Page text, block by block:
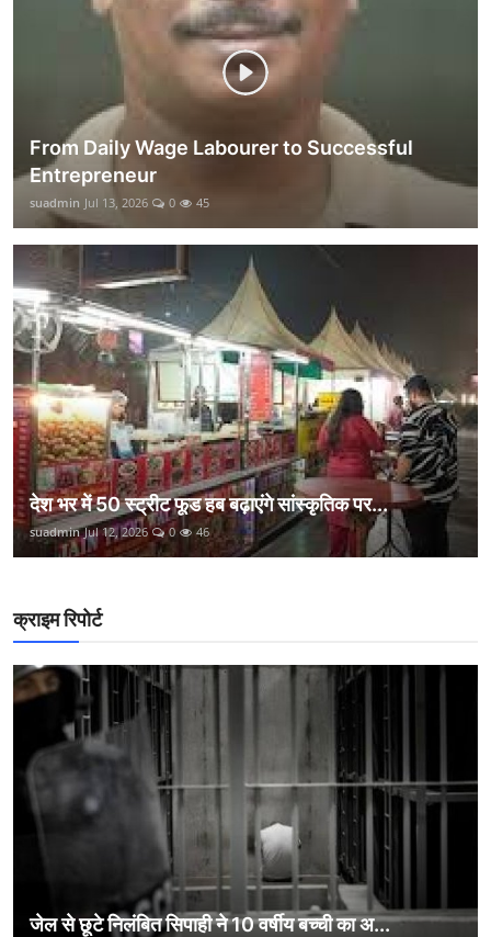
From Daily Wage Labourer to Successful
Entrepreneur
suadmin Jul 13, 2026 0 45
देश भर में 50 स्ट्रीट फूड हब बढ़ाएंगे सांस्कृतिक पर...
suadmin Jul 12, 2026 0 46
क्राइम रिपोर्ट
जेल से छूटे निलंबित सिपाही ने 10 वर्षीय बच्ची का अ...